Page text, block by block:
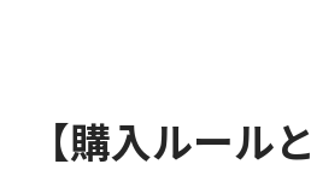
【購入ルール